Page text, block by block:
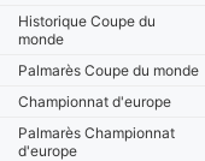
Historique Coupe du
monde
Palmarès Coupe du monde
Championnat d'europe
Palmarès Championnat
d'europe